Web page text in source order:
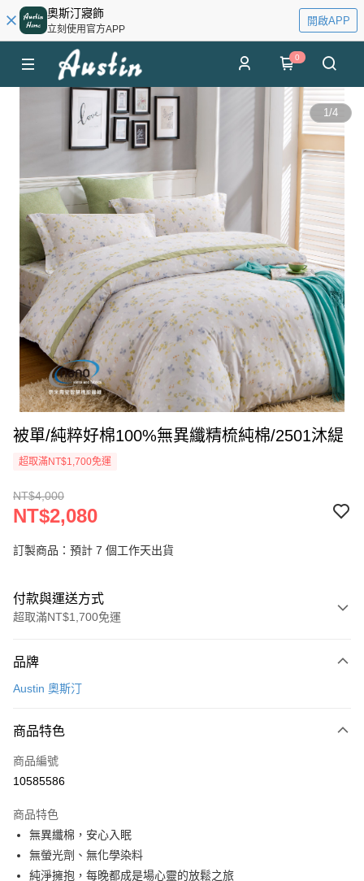
奧斯汀寢飾
立刻使用官方APP
開啟APP
0
1/4
被單/純粹好棉100%無異纖精梳純棉/2501沐緹
超取滿NT$1,700免運
NT$4,000
NT$2,080
訂製商品：預計 7 個工作天出貨
付款與運送方式
超取滿NT$1,700免運
信用卡一次付款
3 期 0 利率 每期
合作金庫商業銀行
上海商業儲蓄銀行
臺灣中小企業銀行
匯豐（台灣）商業銀行
聯邦商業銀行
元大商業銀行
永豐商業銀行
合作金庫商業銀行
上海商業儲蓄銀行
國泰世華商業銀行
匯豐（台灣）商業銀行
LINE Pay
Apple Pay
街口支付
悠遊付
品牌
Austin 奧斯汀
商品特色
商品編號
10585586
商品特色
無異纖棉，安心入眠
無螢光劑、無化學染料
純淨擁抱，每晚都成是場心靈的放鬆之旅